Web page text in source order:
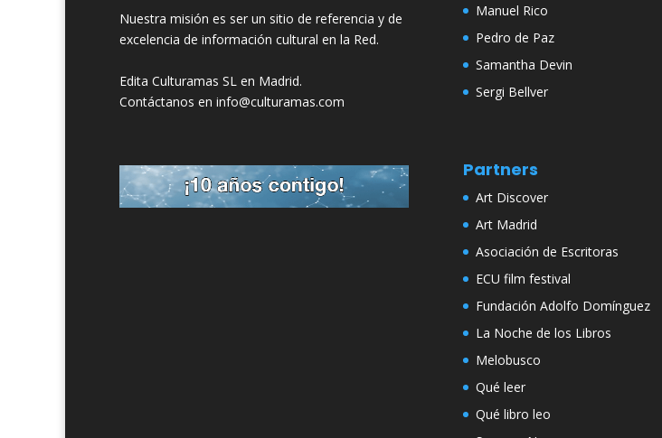
Nuestra misión es ser un sitio de referencia y de
excelencia de información cultural en la Red.
Edita Culturamas SL en Madrid.
Contáctanos en info@culturamas.com
Manuel Rico
Pedro de Paz
Samantha Devin
Sergi Bellver
Partners
Art Discover
Art Madrid
Asociación de Escritoras
ECU film festival
Fundación Adolfo Domínguez
La Noche de los Libros
Melobusco
Qué leer
Qué libro leo